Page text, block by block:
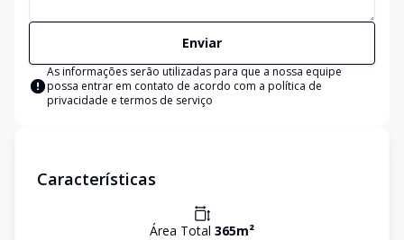
Enviar
As informações serão utilizadas para que a nossa equipe
possa entrar em contato de acordo com a política de
privacidade e termos de serviço
Características
Área Total 365m²